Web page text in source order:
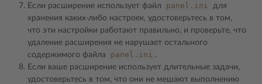
Если расширение использует файл
panel.ini
для
хранения каких-либо настроек, удостоверьтесь в том,
что эти настройки работают правильно, и проверьте, что
удаление расширения не нарушает остального
содержимого файла
panel.ini .
Если ваше расширение использует длительные задачи,
удостоверьтесь в том, что они не мешают выполнению